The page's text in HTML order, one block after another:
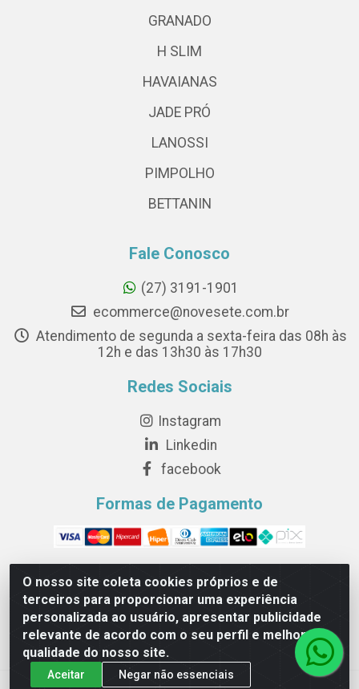
O nosso site coleta cookies próprios e de
terceiros para proporcionar uma experiência
personalizada ao usuário, apresentar publicidade
relevante de acordo com o seu perfil e melhorar a
qualidade do nosso site.
Aceitar Negar não essenciais
GRANADO
H SLIM
HAVAIANAS
JADE PRÓ
LANOSSI
PIMPOLHO
BETTANIN
Fale Conosco
(27) 3191-1901
ecommerce@novesete.com.br
Atendimento de segunda a sexta-feira das 08h às
12h e das 13h30 às 17h30
Redes Sociais
Instagram
Linkedin
facebook
Formas de Pagamento
Novesete Distribuidora LTDA - Avenida Setecentos, S/N,
Terminal Intermodal da Serra, Serra/ES - CEP 29161-414 -
CNPJ 29.479.604/0001-44